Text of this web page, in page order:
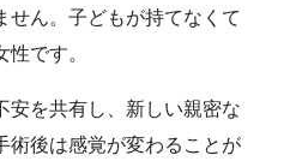
せん。子どもが持てなくて
です。
安を共有し、新しい親密な
術後は感覚が変わることが